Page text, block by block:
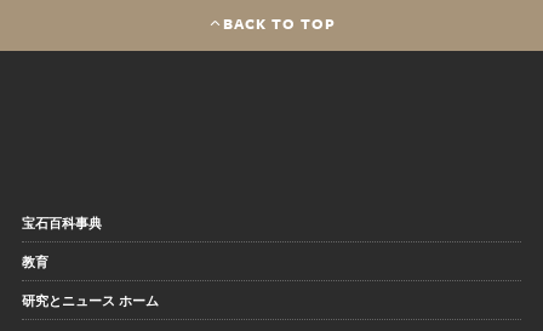
BACK TO TOP
宝石百科事典
教育
研究とニュース ホーム